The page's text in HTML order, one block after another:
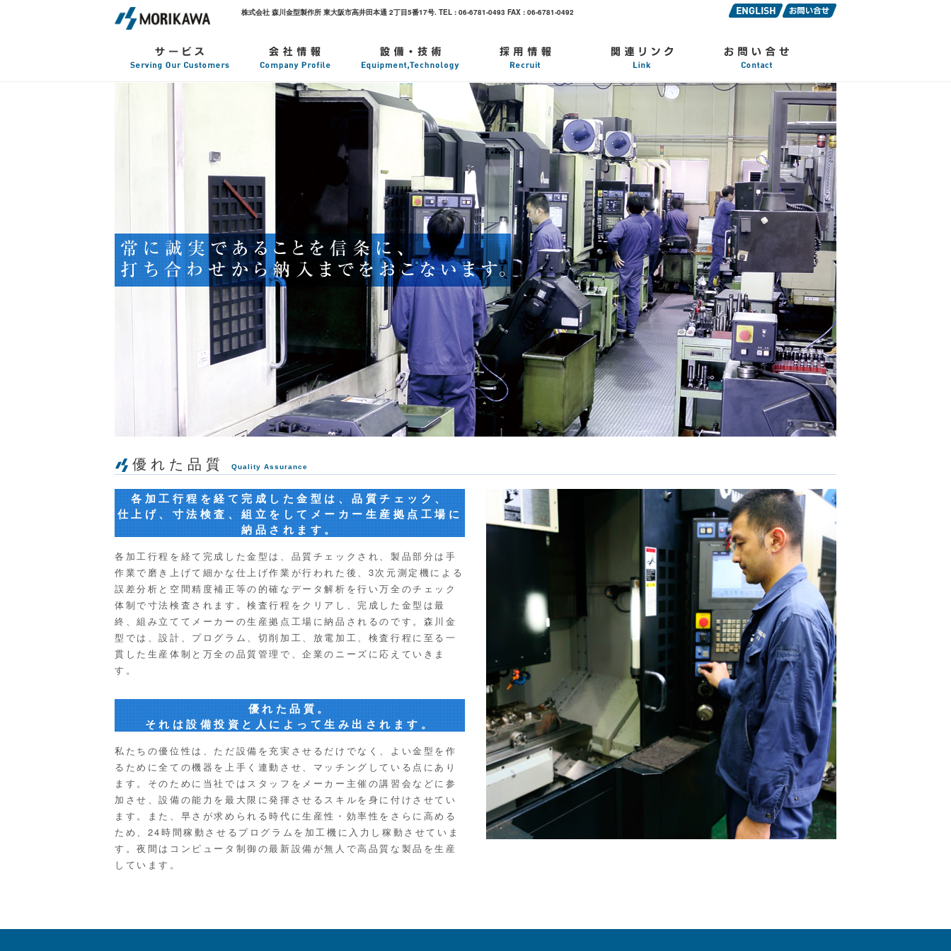
株式会社 森川金型製作所 東大阪市高井田本通 2丁目5番17号. TEL : 06-6781-0493 FAX : 06-6781-0492
優れた品質 Quality Assurance
各加工行程を経て完成した金型は、品質チェック、
仕上げ、寸法検査、組立をしてメーカー生産拠点工場に
納品されます。
各加工行程を経て完成した金型は、品質チェックされ、製品部分は手
作業で磨き上げて細かな仕上げ作業が行われた後、3次元測定機による
誤差分析と空間精度補正等の的確なデータ解析を行い万全のチェック
体制で寸法検査されます。検査行程をクリアし、完成した金型は最
終、組み立ててメーカーの生産拠点工場に納品されるのです。森川金
型では、設計、プログラム、切削加工、放電加工、検査行程に至る一
貫した生産体制と万全の品質管理で、企業のニーズに応えていきま
す。
優れた品質。
それは設備投資と人によって生み出されます。
私たちの優位性は、ただ設備を充実させるだけでなく、よい金型を作
るために全ての機器を上手く連動させ、マッチングしている点にあり
ます。そのために当社ではスタッフをメーカー主催の講習会などに参
加させ、設備の能力を最大限に発揮させるスキルを身に付けさせてい
ます。また、早さが求められる時代に生産性・効率性をさらに高める
ため、24時間稼動させるプログラムを加工機に入力し稼動させていま
す。夜間はコンピュータ制御の最新設備が無人で高品質な製品を生産
しています。